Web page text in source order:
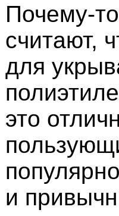
Почему-
считают,
для
это
и